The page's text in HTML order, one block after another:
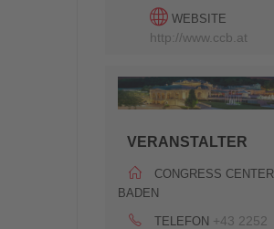
WEBSITE
http://www.ccb.at
VERANSTALTER
CONGRESS CENTER
BADEN
TELEFON +43 2252